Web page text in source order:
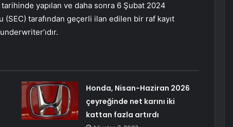
yapılan ve daha sonra 6 Şubat 2024
tarafından geçerli ilan edilen bir raf kayıt
Honda, Nisan-Haziran 2026
çeyreğinde net karını iki
kattan fazla artırdı